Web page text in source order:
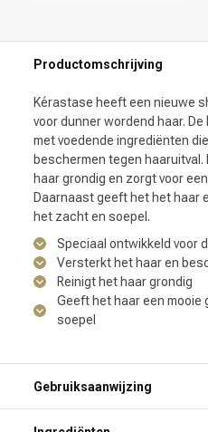
Productomschrijving
Kérastase heeft een nieuwe
voor dunner wordend haar. De
met voedende ingrediënten
beschermen tegen
haar grondig en zorgt voor
Daarnaast geeft het het haar
het zacht en soepel.
Speciaal ontwikkeld voor
Versterkt het haar en
Reinigt het haar grondig
Geeft het haar een mooie
soepel
Gebruiksaanwijzing